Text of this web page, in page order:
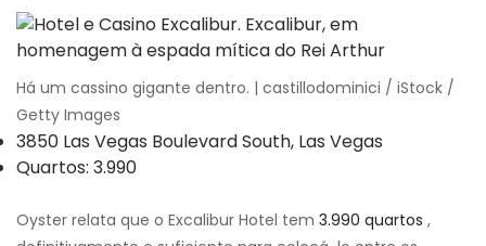
Há um cassino gigante dentro. | castillodominici / iStock /
Getty Images
3850 Las Vegas Boulevard South, Las Vegas
Quartos: 3.990
Oyster relata que o Excalibur Hotel tem 3.990 quartos ,